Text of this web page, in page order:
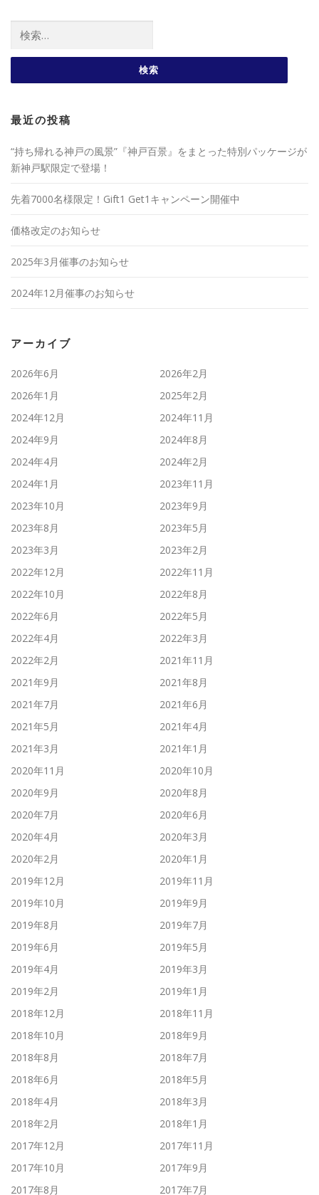
最近の投稿
“持ち帰れる神戸の風景”『神戸百景』をまとった特別パッケージが
新神戸駅限定で登場！
先着7000名様限定！Gift1 Get1キャンペーン開催中
価格改定のお知らせ
2025年3月催事のお知らせ
2024年12月催事のお知らせ
アーカイブ
2026年6月
2026年2月
2026年1月
2025年2月
2024年12月
2024年11月
2024年9月
2024年8月
2024年4月
2024年2月
2024年1月
2023年11月
2023年10月
2023年9月
2023年8月
2023年5月
2023年3月
2023年2月
2022年12月
2022年11月
2022年10月
2022年8月
2022年6月
2022年5月
2022年4月
2022年3月
2022年2月
2021年11月
2021年9月
2021年8月
2021年7月
2021年6月
2021年5月
2021年4月
2021年3月
2021年1月
2020年11月
2020年10月
2020年9月
2020年8月
2020年7月
2020年6月
2020年4月
2020年3月
2020年2月
2020年1月
2019年12月
2019年11月
2019年10月
2019年9月
2019年8月
2019年7月
2019年6月
2019年5月
2019年4月
2019年3月
2019年2月
2019年1月
2018年12月
2018年11月
2018年10月
2018年9月
2018年8月
2018年7月
2018年6月
2018年5月
2018年4月
2018年3月
2018年2月
2018年1月
2017年12月
2017年11月
2017年10月
2017年9月
2017年8月
2017年7月